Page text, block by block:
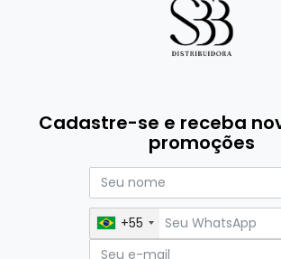
Cadastre-se e receba
promoções
+55